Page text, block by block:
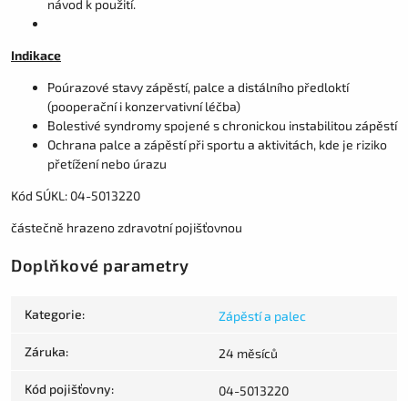
návod k použití.
Indikace
Poúrazové stavy zápěstí, palce a distálního předloktí
(pooperační i konzervativní léčba)
Bolestivé syndromy spojené s chronickou instabilitou zápěstí
Ochrana palce a zápěstí při sportu a aktivitách, kde je riziko
přetížení nebo úrazu
Kód SÚKL: 04-5013220
částečně hrazeno zdravotní pojišťovnou
Doplňkové parametry
Kategorie: Zápěstí a palec
Záruka: 24 měsíců
Kód pojišťovny: 04-5013220